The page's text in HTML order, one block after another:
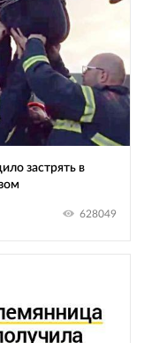
застрять в
628049